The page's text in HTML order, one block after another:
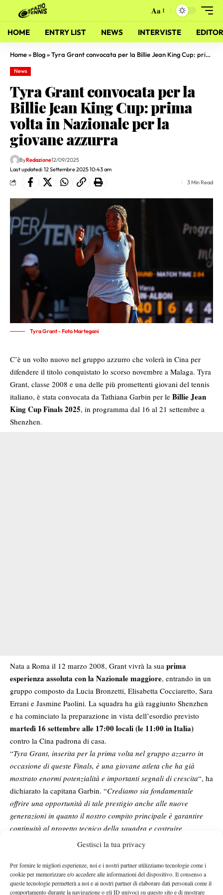
Gestisci la tua privacy
Per fornire le migliori esperienze, noi e i nostri partner utilizziamo tecnologie come i
cookie per memorizzare e/o accedere alle informazioni del dispositivo. Il consenso a
queste tecnologie permetterà a noi e ai nostri partner di elaborare dati personali come il
comportamento durante la navigazione o gli ID univoci su questo sito e di mostrare
Aa
HOME ENTRY LIST NEWS INTERVISTE
Home» Blog»Tyra Grant convocata per la Billie Jean King Cup: prima volta in Nazionale per la giovane azzurra
News
Tyra Grant convocata per la
Billie Jean King Cup: prima
volta in Nazionale per la
giovane azzurra
Last updated: 12 Settembre 2025 10:43 am
ByRedazione12/09/2025
3 Min Read
Tyra Grant - Foto Martegani
C’è un volto nuovo nel gruppo azzurro che volerà in Cina per
difendere il titolo conquistato lo scorso novembre a Malaga. Tyra
Grant, classe 2008 e una delle più promettenti giovani del tennis
italiano, è stata convocata da Tathiana Garbin per le Billie Jean
King Cup Finals 2025, in programma dal 16 al 21 settembre a
Shenzhen.
Nata a Roma il 12 marzo 2008, Grant vivrà la sua prima
esperienza assoluta con la Nazionale maggiore, entrando in un
gruppo composto da Lucia Bronzetti, Elisabetta Cocciaretto, Sara
Errani e Jasmine Paolini. La squadra ha già raggiunto Shenzhen
e ha cominciato la preparazione in vista dell’esordio previsto
martedì 16 settembre alle 17:00 locali (le 11:00 in Italia)
contro la Cina padrona di casa.
“Tyra Grant, inserita per la prima volta nel gruppo azzurro in
occasione di queste Finals, è una giovane atleta che ha già
mostrato enormi potenzialità e importanti segnali di crescita“, ha
dichiarato la capitana Garbin. “Crediamo sia fondamentale
offrire una opportunità di tale prestigio anche alle nuove
generazioni in quanto il nostro compito principale è garantire
continuità al progetto tecnico della squadra e costruire
un’eredità concreta per il futuro “.
a lungo termine, senza dimenticare le assenze importanti.
Martina Trevisan, tra le protagoniste della scorsa edizione, è
ancora alle prese con il recupero post-operatorio: “Il rispetto dei